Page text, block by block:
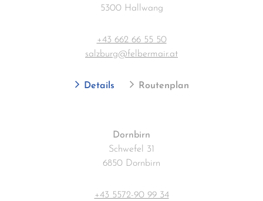
5300 Hallwang
+43 662 66 55 50
salzburg@felbermair.at
Details Routenplan
Dornbirn
Schwefel 31
6850 Dornbirn
+43 5572-90 99 34